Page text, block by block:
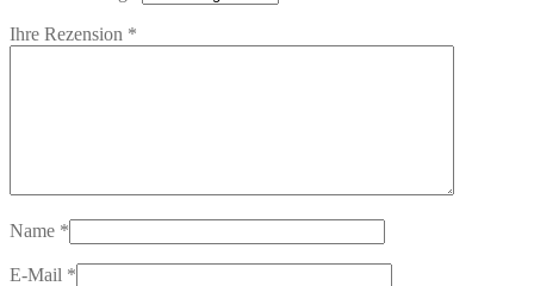
Ihre Rezension *
Name *
E-Mail *